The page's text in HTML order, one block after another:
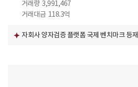
거래량 3,991,467
거래대금 118.3억
자회사 양자검증 플랫폼 국제 벤치마크 등재